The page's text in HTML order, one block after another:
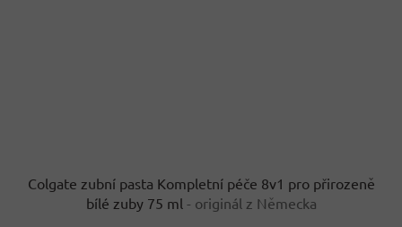
Colgate zubní pasta Kompletní péče 8v1 pro přirozeně
bílé zuby 75 ml - originál z Německa